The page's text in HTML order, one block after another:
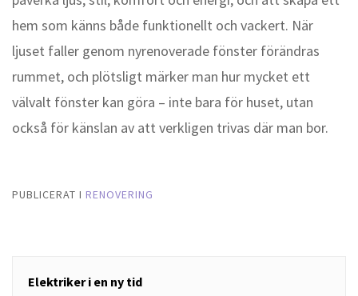
hem som känns både funktionellt och vackert. När
ljuset faller genom nyrenoverade fönster förändras
rummet, och plötsligt märker man hur mycket ett
välvalt fönster kan göra – inte bara för huset, utan
också för känslan av att verkligen trivas där man bor.
PUBLICERAT I RENOVERING
Elektriker i en ny tid